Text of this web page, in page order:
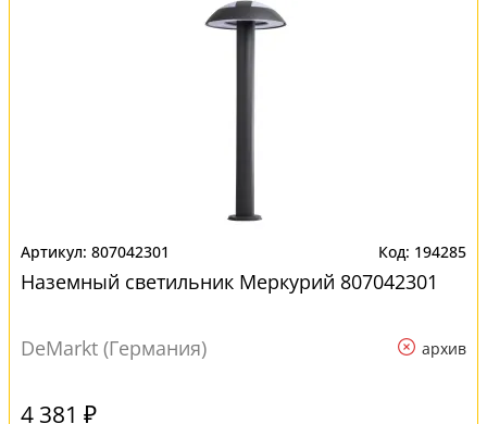
807042301 194285
Наземный светильник Меркурий 807042301
DeMarkt (Германия) архив
4 381 ₽